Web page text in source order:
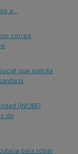
a...
correo
que solicita
(INCIBE)
de
para robar